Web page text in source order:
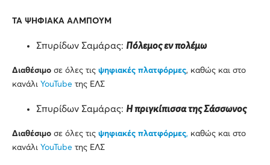
ΤΑ ΨΗΦΙΑΚΑ ΑΛΜΠΟΥΜ
Σπυρίδων Σαμάρας: Πόλεμος εν πολέμω
Διαθέσιμο σε όλες τις ψηφιακές πλατφόρμες, καθώς και στο
κανάλι YouTube της ΕΛΣ
Σπυρίδων Σαμάρας: Η πριγκίπισσα της Σάσσωνος
Διαθέσιμο σε όλες τις ψηφιακές πλατφόρμες, καθώς και στο
κανάλι YouTube της ΕΛΣ